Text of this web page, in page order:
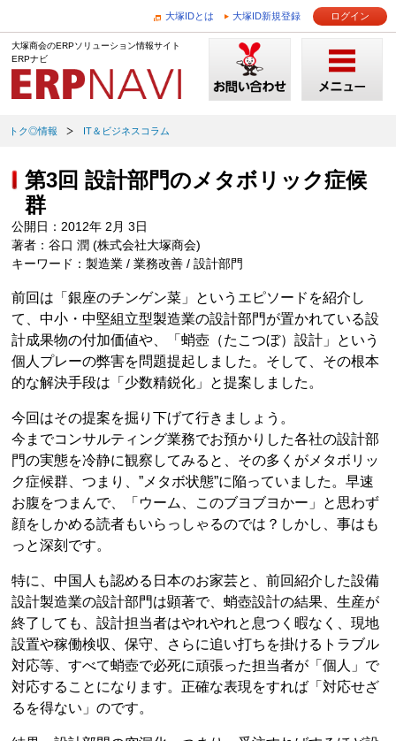
大塚IDとは 大塚ID新規登録 ログイン
大塚商会のERPソリューション情報サイト
ERPナビ
トク◎情報 IT＆ビジネスコラム
第3回 設計部門のメタボリック症候
群
公開日：2012年 2月 3日
著者：谷口 潤 (株式会社大塚商会)
キーワード：製造業 / 業務改善 / 設計部門
前回は「銀座のチンゲン菜」というエピソードを紹介し
て、中小・中堅組立型製造業の設計部門が置かれている設
計成果物の付加価値や、「蛸壺（たこつぼ）設計」という
個人プレーの弊害を問題提起しました。そして、その根本
的な解決手段は「少数精鋭化」と提案しました。
今回はその提案を掘り下げて行きましょう。
今までコンサルティング業務でお預かりした各社の設計部
門の実態を冷静に観察してみると、その多くがメタボリッ
ク症候群、つまり、”メタボ状態”に陥っていました。早速
お腹をつまんで、「ウーム、このブヨブヨかー」と思わず
顔をしかめる読者もいらっしゃるのでは？しかし、事はも
っと深刻です。
特に、中国人も認める日本のお家芸と、前回紹介した設備
設計製造業の設計部門は顕著で、蛸壺設計の結果、生産が
終了しても、設計担当者はやれやれと息つく暇なく、現地
設置や稼働検収、保守、さらに追い打ちを掛けるトラブル
対応等、すべて蛸壺で必死に頑張った担当者が「個人」で
対応することになります。正確な表現をすれば「対応せざ
るを得ない」のです。